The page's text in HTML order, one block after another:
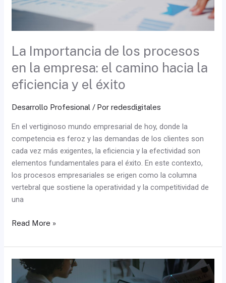
La Importancia de los procesos
en la empresa: el camino hacia la
eficiencia y el éxito
Desarrollo Profesional / Porredesdigitales
En el vertiginoso mundo empresarial de hoy, donde la
competencia es feroz y las demandas de los clientes son
cada vez más exigentes, la eficiencia y la efectividad son
elementos fundamentales para el éxito. En este contexto,
los procesos empresariales se erigen como la columna
vertebral que sostiene la operatividad y la competitividad de
una
empresa:
camino
la
eficiencia
el
éxito
Read More »
Transformación
digital